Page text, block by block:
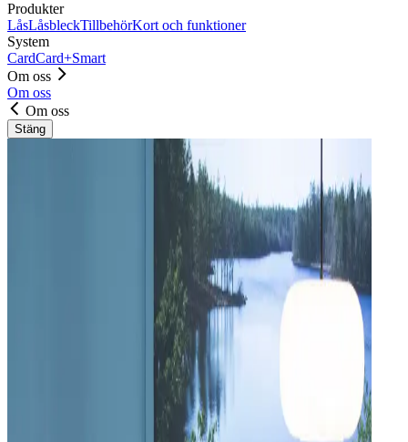
Produkter
LåsLåsbleckTillbehörKort och funktioner
System
CardCard+Smart
Om oss
Om oss
Om oss
Stäng